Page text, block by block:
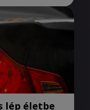
lép életbe